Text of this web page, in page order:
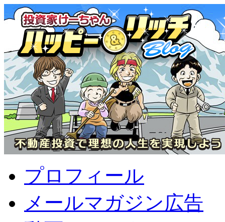
プロフィール
メールマガジン広告